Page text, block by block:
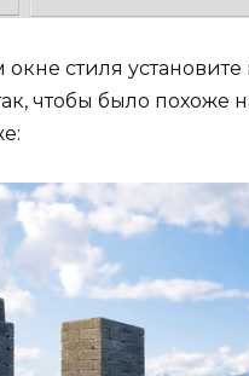
стиля установите
чтобы было похоже